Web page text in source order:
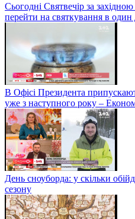
Сьогодні Святвечір за
перейти на святкування в один
В Офісі Президента
уже з наступного року –
День сноуборда: у скільки
сезону